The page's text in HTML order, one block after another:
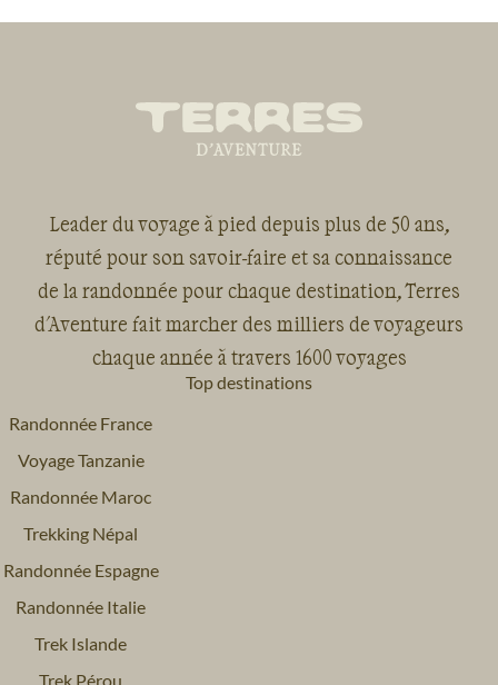
Leader du voyage à pied depuis plus de 50 ans,
réputé pour son savoir-faire et sa connaissance
de la randonnée pour chaque destination, Terres
d'Aventure fait marcher des milliers de voyageurs
chaque année à travers 1600 voyages
Top destinations
Randonnée France
Voyage Tanzanie
Randonnée Maroc
Trekking Népal
Randonnée Espagne
Randonnée Italie
Trek Islande
Trek Pérou